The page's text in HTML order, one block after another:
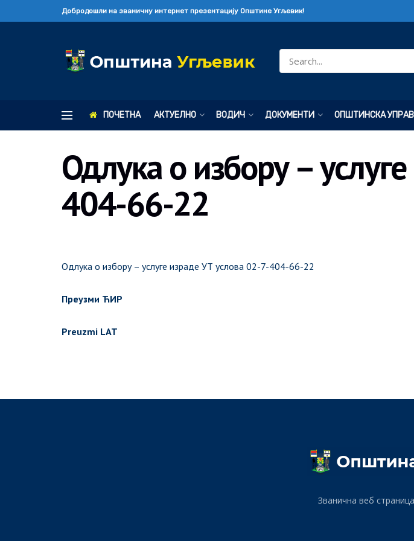
Добродошли на званичну интернет презентацију Општине Угљевик!
ПОЧЕТНА АКТУЕЛНО ВОДИЧ ДОКУМЕНТИ ОПШТИНСКА
Одлука о избору –
404-66-22
Одлука о избору – услуге израде УТ услова 02-7-404-66-22
Преузми ЋИР
Preuzmi LAT
Званична веб